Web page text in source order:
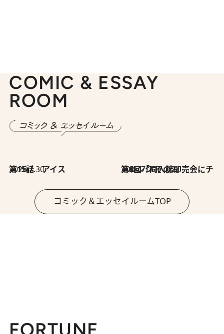
COMIC & ESSAY
ROOM
2026.7.30
第15話 アイス 2026.7.30
第8回「同人誌即売会にチャレンジ その2」
コミック＆エッセイルームTOP
FORTUNE